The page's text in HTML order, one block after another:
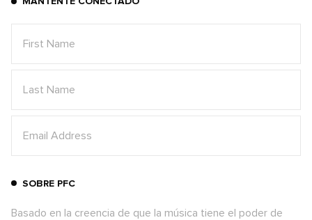
SOBRE PFC
Basado en la creencia de que la música tiene el poder de